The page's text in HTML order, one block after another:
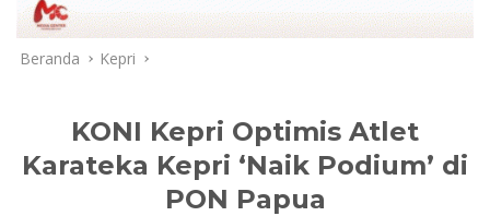
Beranda Kepri
KONI Kepri Optimis Atlet
Karateka Kepri ‘Naik Podium’ di
PON Papua